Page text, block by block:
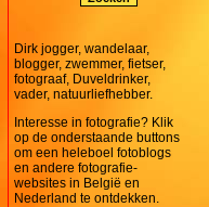
Dirk jogger, wandelaar,
blogger, zwemmer, fietser,
fotograaf, Duveldrinker,
vader, natuurliefhebber.
Interesse in fotografie? Klik
op de onderstaande buttons
om een heleboel fotoblogs
en andere fotografie-
websites in België en
Nederland te ontdekken.